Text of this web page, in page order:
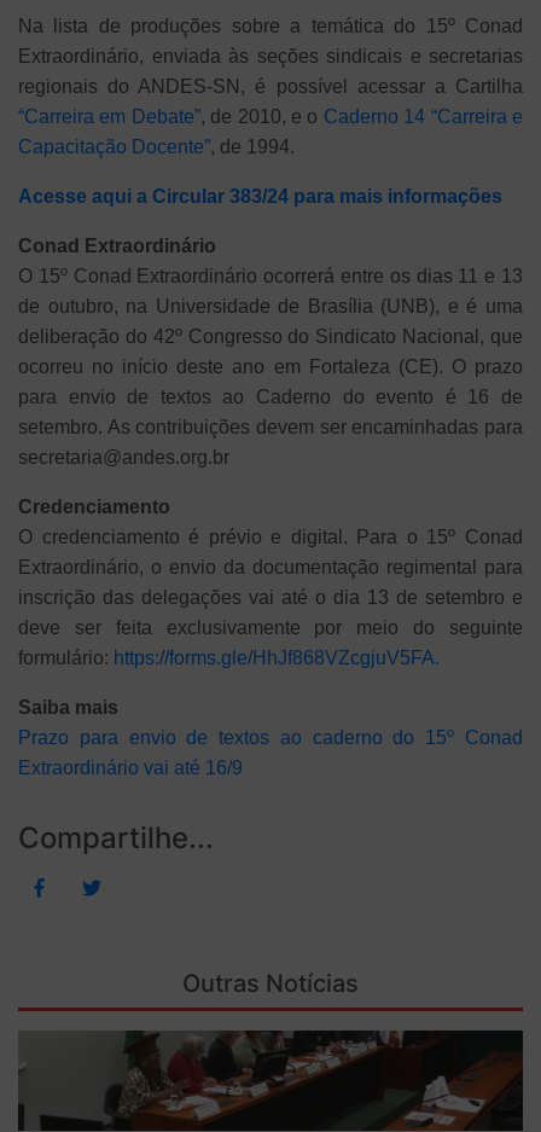
Na lista de produções sobre a temática do 15º Conad
Extraordinário, enviada às seções sindicais e secretarias
regionais do ANDES-SN, é possível acessar a Cartilha
“Carreira em Debate”, de 2010, e o Caderno 14 “Carreira e
Capacitação Docente”, de 1994.
Acesse aqui a Circular 383/24 para mais informações
Conad Extraordinário
O 15º Conad Extraordinário ocorrerá entre os dias 11 e 13
de outubro, na Universidade de Brasília (UNB), e é uma
deliberação do 42º Congresso do Sindicato Nacional, que
ocorreu no início deste ano em Fortaleza (CE). O prazo
para envio de textos ao Caderno do evento é 16 de
setembro. As contribuições devem ser encaminhadas para
secretaria@andes.org.br
Credenciamento
O credenciamento é prévio e digital. Para o 15º Conad
Extraordinário, o envio da documentação regimental para
inscrição das delegações vai até o dia 13 de setembro e
deve ser feita exclusivamente por meio do seguinte
formulário: https://forms.gle/HhJf868VZcgjuV5FA.
Saiba mais
Prazo para envio de textos ao caderno do 15º Conad
Extraordinário vai até 16/9
Compartilhe...
Outras Notícias